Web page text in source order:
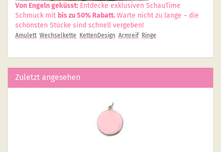
Von Engeln geküsst: Entdecke exklusiven SchauTime
Schmuck mit bis zu 50% Rabatt. Warte nicht zu lange – die
schönsten Stücke sind schnell vergeben!
Amulett Wechselkette KettenDesign Armreif Ringe
Zuletzt angesehen